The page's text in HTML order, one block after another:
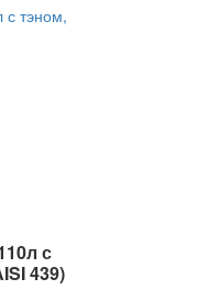
с
439)